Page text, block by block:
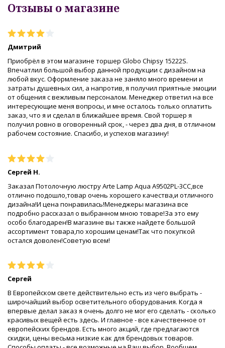
Отзывы о магазине
Дмитрий
Приобрёл в этом магазине торшер Globo Chipsy 15222S.
Впечатлил большой выбор данной продукции с дизайном на
любой вкус. Оформление заказа не заняло много времени и
затраты душевных сил, а напротив, я получил приятные эмоции
от общения с вежливым персоналом. Менеджер ответил на все
интересующие меня вопросы, и мне осталось только оплатить
заказ, что я и сделал в ближайшее время. Свой торшер я
получил ровно в оговоренный срок, - через два дня, в отличном
рабочем состояние. Спасибо, и успехов магазину!
Сергей Н.
Заказал Потолочную люстру Arte Lamp Aqua A9502PL-3CC,все
отлично подошло,товар очень хорошего качества,и отличного
дизайна!И цена понравилась!Менеджеры магазина все
подробно рассказал о выбранном мною товаре!За это ему
особо благодарен!В магазине вы также найдете большой
ассортимент товара,по хорошим ценам!Так что покупкой
остался доволен!Советую всем!
Сергей
В Европейском свете действительно есть из чего выбрать -
широчайший выбор осветительного оборудования. Когда я
впервые делал заказ я очень долго не мог его сделать - сколько
красивых вещей есть здесь. И главное - все качественное от
европейских брендов. Есть много акций, где предлагаются
скидки, цены весьма низкие как для брендовых товаров.